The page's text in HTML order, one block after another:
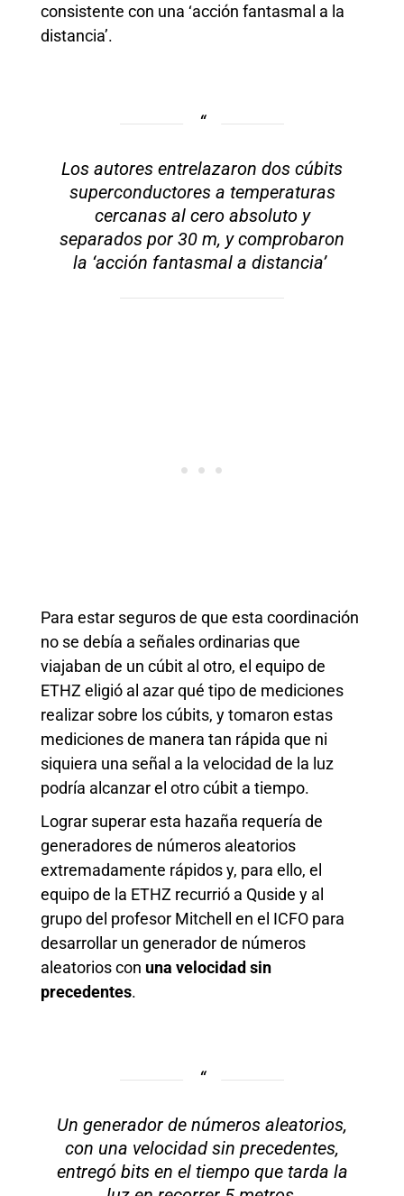
consistente con una ‘acción fantasmal a la
distancia’.
Los autores entrelazaron dos cúbits
superconductores a temperaturas
cercanas al cero absoluto y
separados por 30 m, y comprobaron
la ‘acción fantasmal a distancia’
Para estar seguros de que esta coordinación
no se debía a señales ordinarias que
viajaban de un cúbit al otro, el equipo de
ETHZ eligió al azar qué tipo de mediciones
realizar sobre los cúbits, y tomaron estas
mediciones de manera tan rápida que ni
siquiera una señal a la velocidad de la luz
podría alcanzar el otro cúbit a tiempo.
Lograr superar esta hazaña requería de
generadores de números aleatorios
extremadamente rápidos y, para ello, el
equipo de la ETHZ recurrió a Quside y al
grupo del profesor Mitchell en el ICFO para
desarrollar un generador de números
aleatorios con una velocidad sin
precedentes.
Un generador de números aleatorios,
con una velocidad sin precedentes,
entregó bits en el tiempo que tarda la